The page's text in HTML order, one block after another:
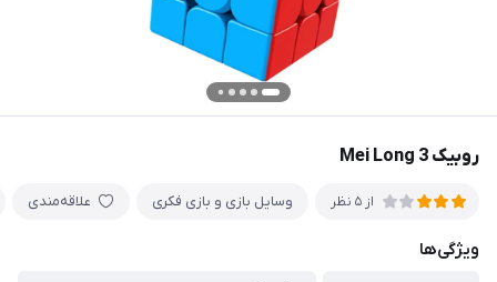
روبیک Mei Long 3
از 5 نظر وسایل بازی و بازی فکری علاقه‌مندی
ویژگی‌ها